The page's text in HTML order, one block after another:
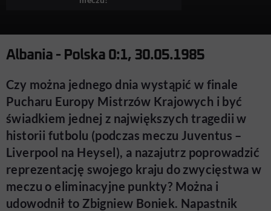
Albania - Polska 0:1, 30.05.1985
Czy można jednego dnia wystąpić w finale
Pucharu Europy Mistrzów Krajowych i być
świadkiem jednej z największych tragedii w
historii futbolu (podczas meczu Juventus –
Liverpool na Heysel), a nazajutrz poprowadzić
reprezentację swojego kraju do zwycięstwa w
meczu o eliminacyjne punkty? Można i
udowodnił to Zbigniew Boniek. Napastnik